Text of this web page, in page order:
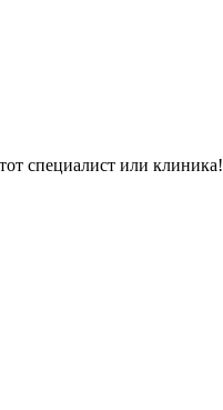
специалист или клиника!